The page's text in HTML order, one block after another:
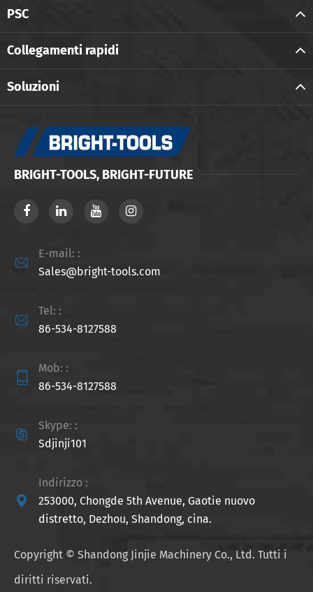
PSC
Collegamenti rapidi
Soluzioni
BRIGHT-TOOLS, BRIGHT-FUTURE

E-mail: :
Sales@bright-tools.com

Tel: :
86-534-8127588

Mob: :
86-534-8127588

Skype: :
Sdjinji101

Indirizzo :
253000, Chongde 5th Avenue, Gaotie nuovo
distretto, Dezhou, Shandong, cina.
Copyright © Shandong Jinjie Machinery Co., Ltd. Tutti i
diritti riservati.